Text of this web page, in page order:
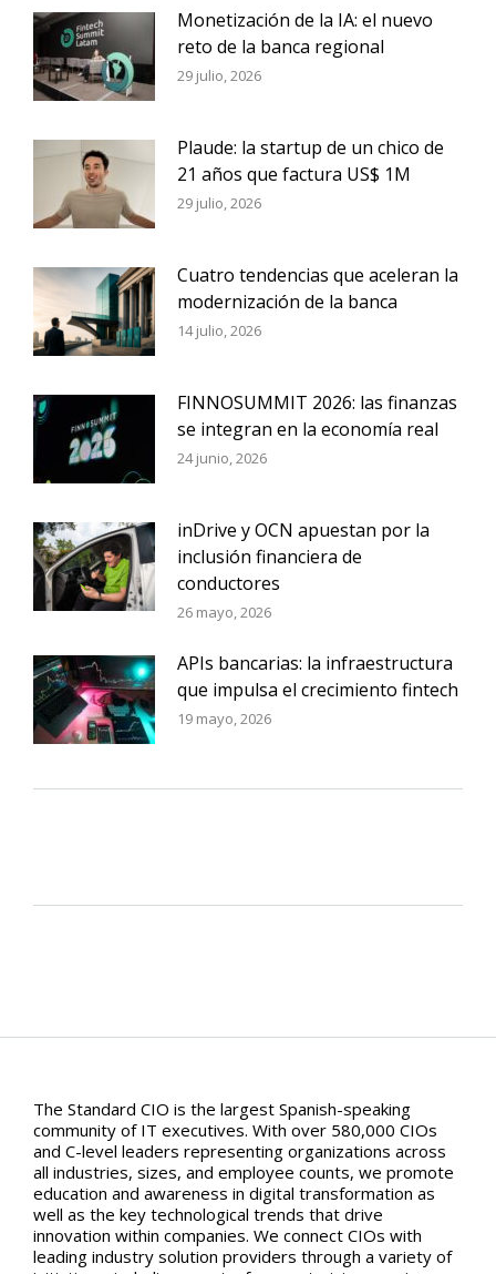
Monetización de la IA: el nuevo
reto de la banca regional
29 julio, 2026
Plaude: la startup de un chico de
21 años que factura US$ 1M
29 julio, 2026
Cuatro tendencias que aceleran la
modernización de la banca
14 julio, 2026
FINNOSUMMIT 2026: las finanzas
se integran en la economía real
24 junio, 2026
inDrive y OCN apuestan por la
inclusión financiera de
conductores
26 mayo, 2026
APIs bancarias: la infraestructura
que impulsa el crecimiento fintech
19 mayo, 2026
The Standard CIO is the largest Spanish-speaking
community of IT executives. With over 580,000 CIOs
and C-level leaders representing organizations across
all industries, sizes, and employee counts, we promote
education and awareness in digital transformation as
well as the key technological trends that drive
innovation within companies. We connect CIOs with
leading industry solution providers through a variety of